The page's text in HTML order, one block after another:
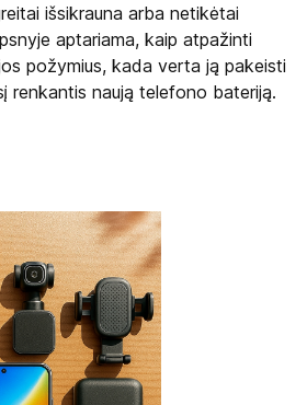
išsikrauna arba netikėtai
aptariama, kaip atpažinti
požymius, kada verta ją pakeisti
renkantis naują telefono bateriją.